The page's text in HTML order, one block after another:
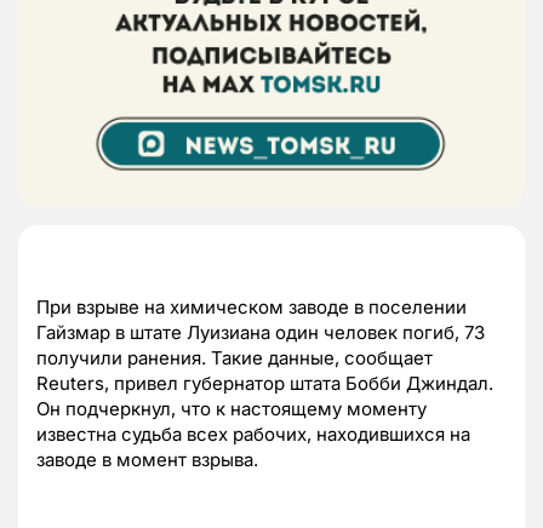
При взрыве на химическом заводе в поселении
Гайзмар в штате Луизиана один человек погиб, 73
получили ранения. Такие данные, сообщает
Reuters, привел губернатор штата Бобби Джиндал.
Он подчеркнул, что к настоящему моменту
известна судьба всех рабочих, находившихся на
заводе в момент взрыва.